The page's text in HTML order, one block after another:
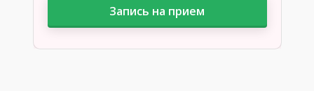
Запись на прием